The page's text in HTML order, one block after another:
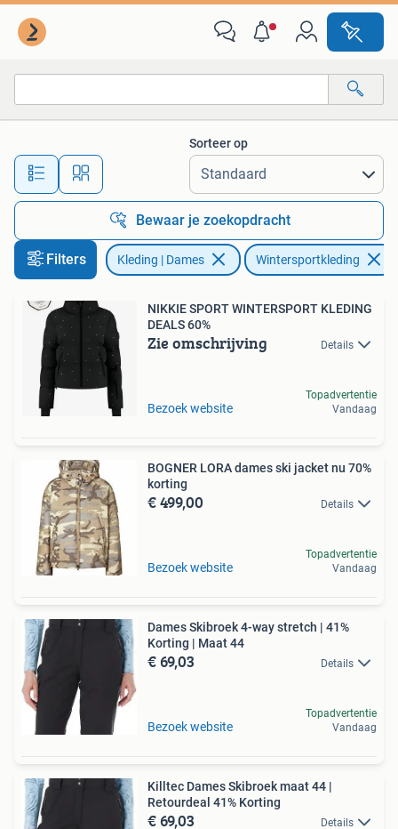
Alle afstanden…
Sorteer op
Bewaar je zoekopdracht
Filters Kleding | Dames Wintersportkleding
NIKKIE SPORT WINTERSPORT KLEDING
DEALS 60%
Zie omschrijving Details
Bezoek website
Topadvertentie
Vandaag
BOGNER LORA dames ski jacket nu 70%
korting
€ 499,00 Details
Bezoek website
Topadvertentie
Vandaag
Dames Skibroek 4-way stretch | 41%
Korting | Maat 44
€ 69,03 Details
Bezoek website
Topadvertentie
Vandaag
Killtec Dames Skibroek maat 44 |
Retourdeal 41% Korting
€ 69,03 Details